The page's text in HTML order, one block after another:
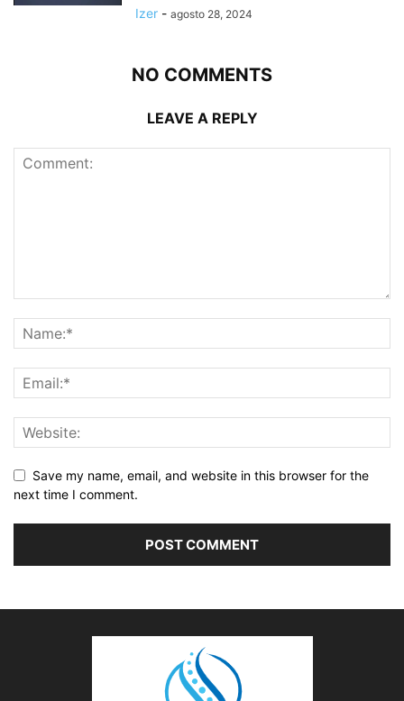
Izer - agosto 28, 2024
NO COMMENTS
LEAVE A REPLY
Save my name, email, and website in this browser for the
next time I comment.